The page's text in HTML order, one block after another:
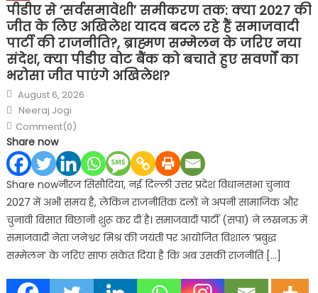
पीडीए से ‘सर्वसमावेशी’ समीकरण तक: क्या 2027 की
जीत के लिए अखिलेश यादव बदल रहे हैं समाजवादी
पार्टी की राजनीति?, ब्राह्मण सम्मेलन के जरिए नया
संदेश, क्या पीडीए वोट बैंक को बचाते हुए सवर्णों का
भरोसा जीत पाएंगे अखिलेश?
Posted
on
August 6, 2026
Author
Neeraj Jogi
Comment(0)
Share now
Share nowनीरज सिसौदिया, नई दिल्ली उत्तर प्रदेश विधानसभा चुनाव
2027 में अभी समय है, लेकिन राजनीतिक दलों ने अपनी सामाजिक और
चुनावी बिसात बिछानी शुरू कर दी है। समाजवादी पार्टी (सपा) ने लखनऊ में
समाजवादी नेता जनेश्वर मिश्र की जयंती पर आयोजित विशाल ‘प्रबुद्ध
सम्मेलन’ के जरिए साफ संकेत दिया है कि अब उसकी राजनीति […]